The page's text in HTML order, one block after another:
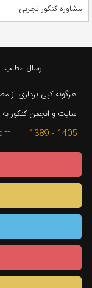
مشاوره کنکور تجربی
ارسال مطلب
هرگونه کپی برداری از
سایت و انجمن کنکور
1405 - 1389 konkur.in@gmail.com